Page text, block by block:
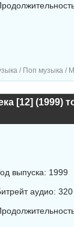
/ Поп музыка /
[12] (1999)
выпуска: 1999
аудио: